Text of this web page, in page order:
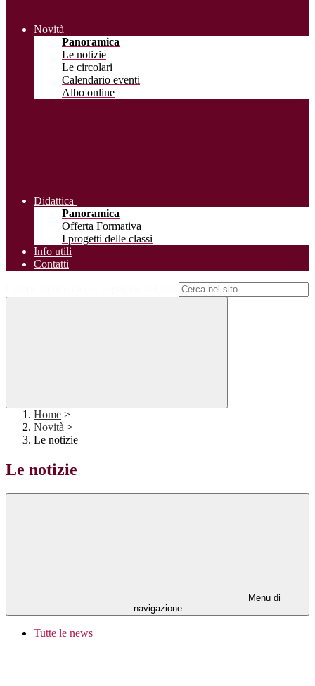
Novità
Panoramica
Le notizie
Le circolari
Calendario eventi
Albo online
Didattica
Panoramica
Offerta Formativa
I progetti delle classi
Info utili
Contatti
Home >
Novità >
Le notizie
Le notizie
Menu di
navigazione
Tutte le news